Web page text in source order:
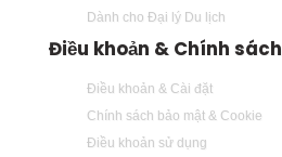
Dành cho Đại lý Du lịch
Điều khoản & Chính sách
Điều khoản & Cài đặt
Chính sách bảo mật & Cookie
Điều khoản sử dụng